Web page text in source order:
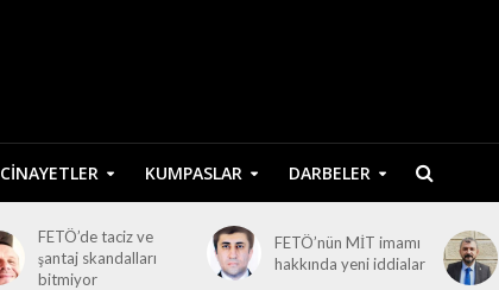
CINAYETLER KUMPASLAR DARBELER
FETÖ’de taciz ve
şantaj skandalları
bitmiyor
FETÖ’nün MİT imamı
hakkında yeni iddialar